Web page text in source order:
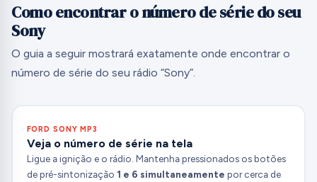
Como encontrar o número de série do seu
Sony
O guia a seguir mostrará exatamente onde encontrar o
número de série do seu rádio “Sony”.
FORD SONY MP3
Veja o número de série na tela
Ligue a ignição e o rádio. Mantenha pressionados os botões
de pré-sintonização 1 e 6 simultaneamente por cerca de